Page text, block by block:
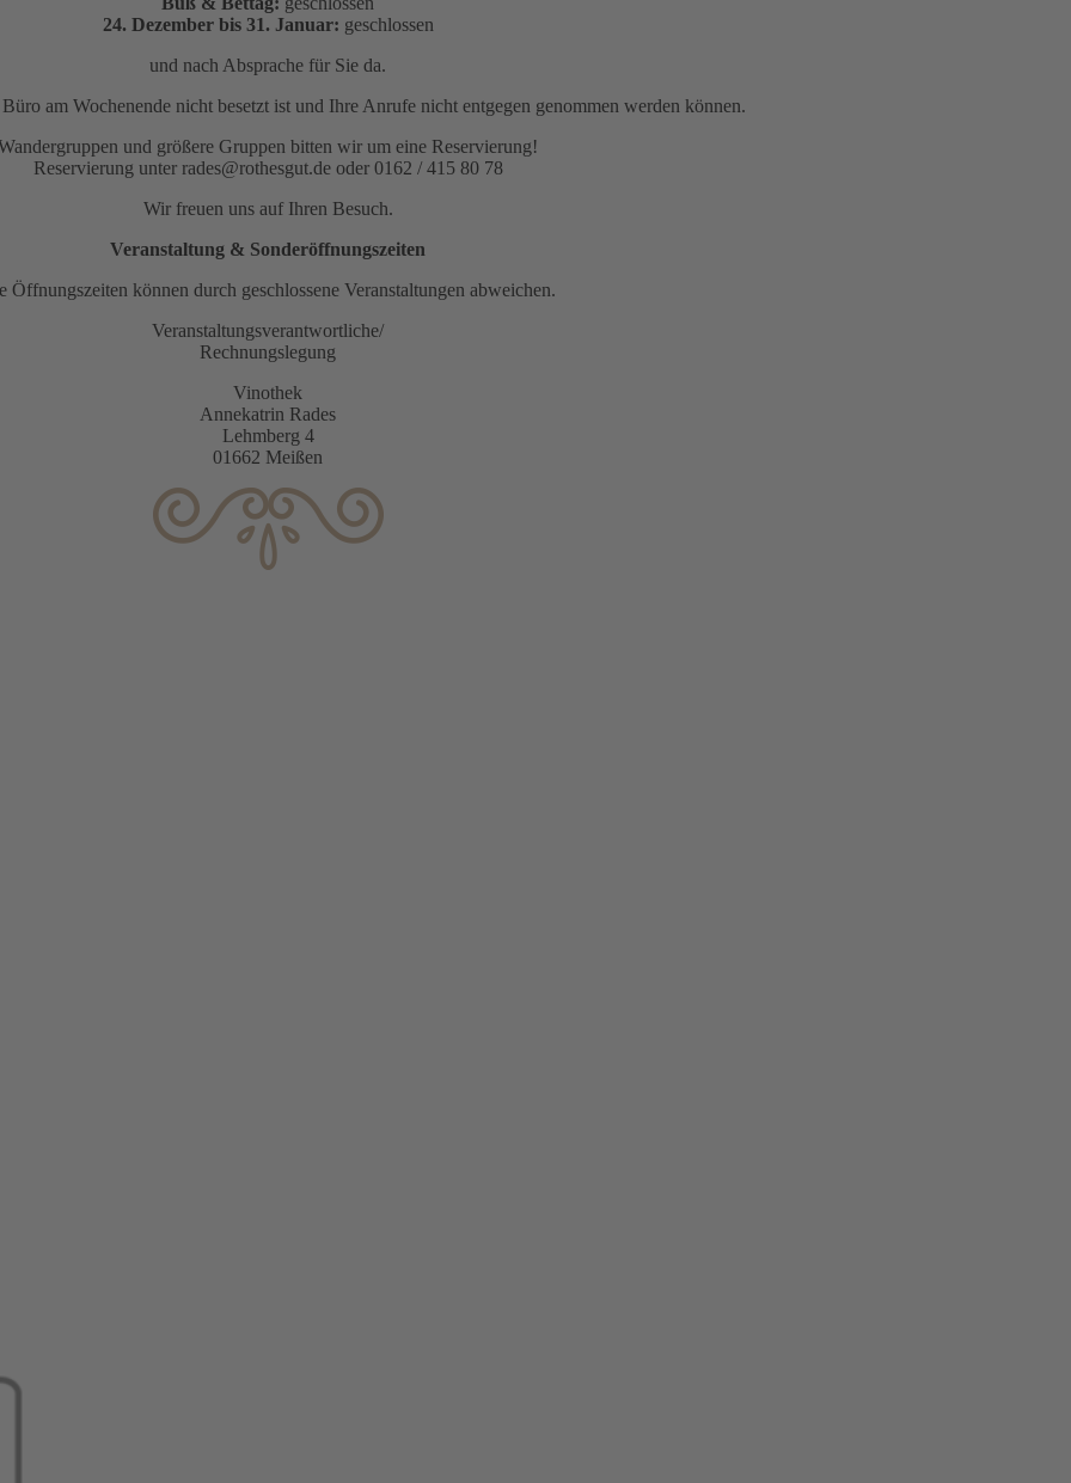
24. Dezember bis 31. Januar: geschlossen
und nach Absprache für Sie da.
Büro am Wochenende nicht besetzt ist und Ihre Anrufe nicht entgegen genommen werden können.
und größere Gruppen bitten wir um eine Reservierung!
Reservierung unter rades@rothesgut.de oder 0162 / 415 80 78
Wir freuen uns auf Ihren Besuch.
Veranstaltung & Sonderöffnungszeiten
Öffnungszeiten können durch geschlossene Veranstaltungen abweichen.
Veranstaltungsverantwortliche/
Rechnungslegung
Vinothek
Annekatrin Rades
Lehmberg 4
01662 Meißen